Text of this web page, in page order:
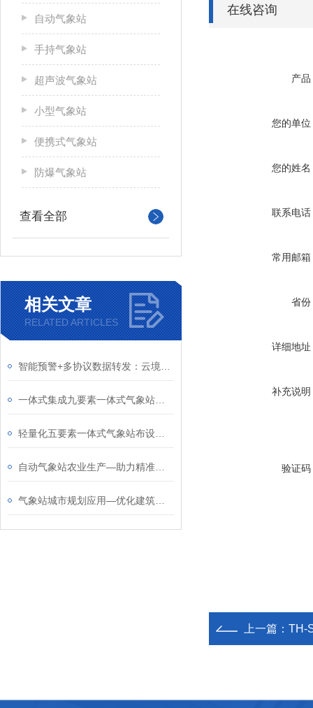
自动气象站
手持气象站
超声波气象站
小型气象站
便携式气象站
防爆气象站
查看全部
相关文章
RELATED ARTICLES
在线咨询
产品
您的单位
您的姓名
联系电话
常用邮箱
省份
详细地址
补充说明
验证码
上一篇： TH-